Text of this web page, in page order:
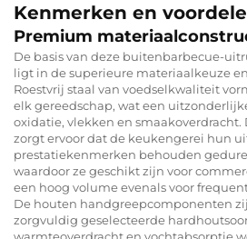
Kenmerken en
Premium
De basis van deze buitenbarbecue-
ligt in de superieure materiaalkeuze
Roestvrij staal van voedselkwaliteit
elk gereedschap, wat een
oxidatie, vlekken en
zorgt ervoor dat de keukengerei hun
prestatiekenmerken behouden
waardoor ze geschikt zijn voor
een hoog volume evenals voor
De houten handgreepcomponenten
zorgvuldig geselecteerde
warmteoverdracht en vochtabsorptie